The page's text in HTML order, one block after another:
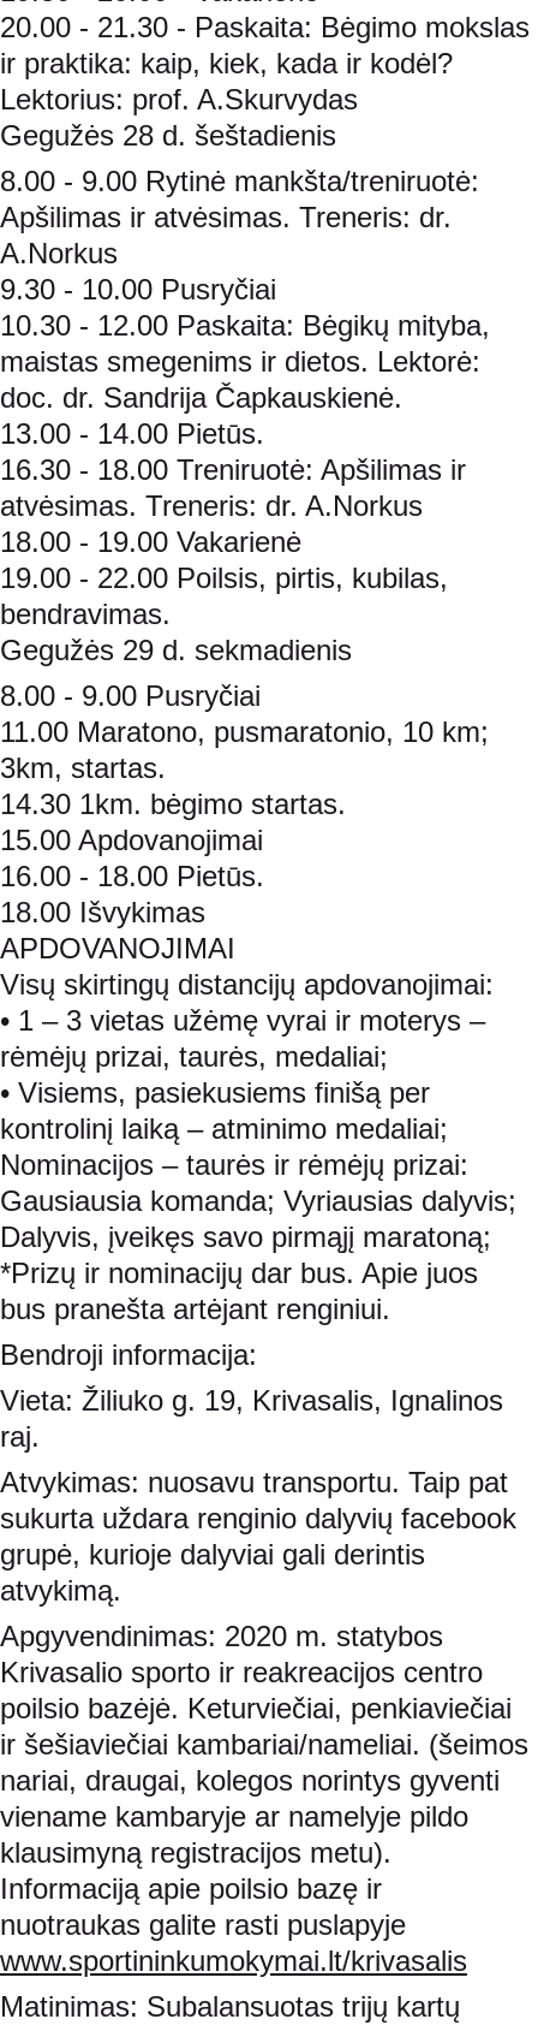
20.00 - 21.30 - Paskaita: Bėgimo mokslas
ir praktika: kaip, kiek, kada ir kodėl?
Lektorius: prof. A.Skurvydas
Gegužės 28 d. šeštadienis
8.00 - 9.00 Rytinė mankšta/treniruotė:
Apšilimas ir atvėsimas. Treneris: dr.
A.Norkus
9.30 - 10.00 Pusryčiai
10.30 - 12.00 Paskaita: Bėgikų mityba,
maistas smegenims ir dietos. Lektorė:
doc. dr. Sandrija Čapkauskienė.
13.00 - 14.00 Pietūs.
16.30 - 18.00 Treniruotė: Apšilimas ir
atvėsimas. Treneris: dr. A.Norkus
18.00 - 19.00 Vakarienė
19.00 - 22.00 Poilsis, pirtis, kubilas,
bendravimas.
Gegužės 29 d. sekmadienis
8.00 - 9.00 Pusryčiai
11.00 Maratono, pusmaratonio, 10 km;
3km, startas.
14.30 1km. bėgimo startas.
15.00 Apdovanojimai
16.00 - 18.00 Pietūs.
18.00 Išvykimas
APDOVANOJIMAI
Visų skirtingų distancijų apdovanojimai:
• 1 – 3 vietas užėmę vyrai ir moterys –
rėmėjų prizai, taurės, medaliai;
• Visiems, pasiekusiems finišą per
kontrolinį laiką – atminimo medaliai;
Nominacijos – taurės ir rėmėjų prizai:
Gausiausia komanda; Vyriausias dalyvis;
Dalyvis, įveikęs savo pirmąjį maratoną;
*Prizų ir nominacijų dar bus. Apie juos
bus pranešta artėjant renginiui.
Bendroji informacija:
Vieta: Žiliuko g. 19, Krivasalis, Ignalinos
raj.
Atvykimas: nuosavu transportu. Taip pat
sukurta uždara renginio dalyvių facebook
grupė, kurioje dalyviai gali derintis
atvykimą.
Apgyvendinimas: 2020 m. statybos
Krivasalio sporto ir reakreacijos centro
poilsio bazėjė. Keturviečiai, penkiaviečiai
ir šešiaviečiai kambariai/nameliai. (šeimos
nariai, draugai, kolegos norintys gyventi
viename kambaryje ar namelyje pildo
klausimyną registracijos metu).
Informaciją apie poilsio bazę ir
nuotraukas galite rasti puslapyje
www.sportininkumokymai.lt/krivasalis
Matinimas: Subalansuotas trijų kartų